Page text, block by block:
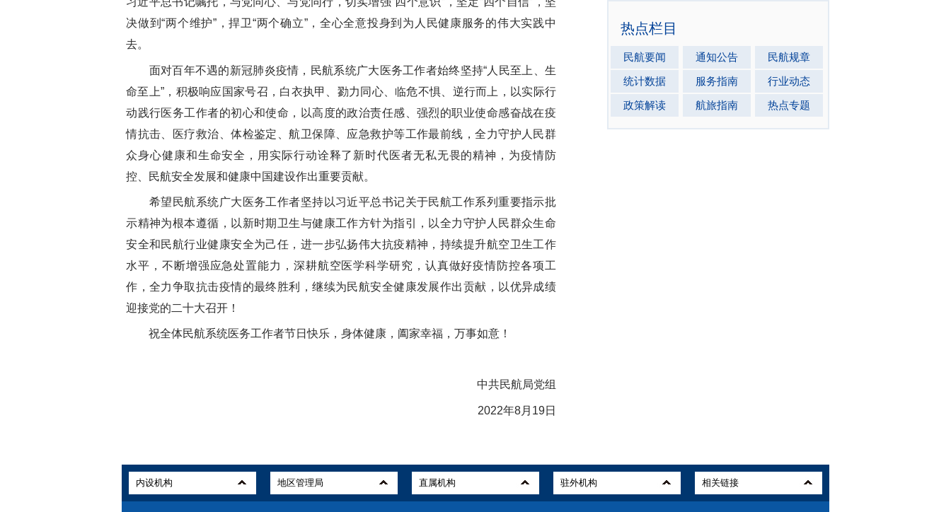
热点栏目
民航要闻 通知公告
民航规章
统计数据
服务指南
行业动态
政策解读
航旅指南 热点专题
决做到“两个维护”，捍卫“两个确立”，全心全意投身到为人民健康服务的伟大实践中
去。
面对百年不遇的新冠肺炎疫情，民航系统广大医务工作者始终坚持“人民至上、生
命至上” ，积极响应国家号召，白衣执甲、勠力同心、临危不惧、逆行而上，以实际行
动践行医务工作者的初心和使命，以高度的政治责任感、强烈的职业使命感奋战在疫
情抗击、医疗救治、体检鉴定、航卫保障、应急救护等工作最前线，全力守护人民群
众身心健康和生命安全，用实际行动诠释了新时代医者无私无畏的精神，为疫情防
控、民航安全发展和健康中国建设作出重要贡献。
希望民航系统广大医务工作者坚持以习近平总书记关于民航工作系列重要指示批
示精神为根本遵循，以 新时期 卫生与健康工作方针为指引，以全力守护人民群众生命
安全和民航行业健康安全为己任，进一步弘扬伟大抗疫精神，持续提升航空卫生工作
水平，不断增强应急处置能力，深耕航空医学科学研究，认真做好疫情防控各项工
作，全力争取抗击疫情的最终胜利，继续为民航安全健康发展作出贡献，以优异成绩
迎接党的二十大召开！
祝全体民航系统医务工作者节日快乐，身体健康，阖家幸福，万事如意！
中共民航局党组
2022年8月 19日